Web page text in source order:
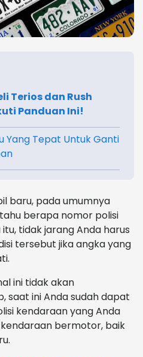
Terios dan Rush
Panduan Ini!
Yang Tepat Untuk Ganti
baru, pada umumnya
berapa nomor polisi
tidak jarang Anda harus
tersebut jika angka yang
ini tidak akan
saat ini Anda sudah dapat
kendaraan yang Anda
bermotor, baik